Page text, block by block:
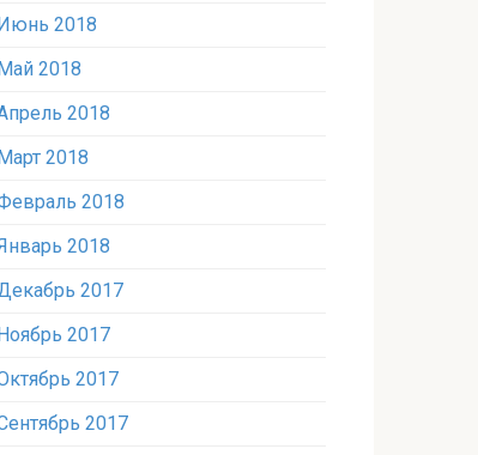
2018
2018
2018
2018
2018
2018
2017
2017
2017
2017